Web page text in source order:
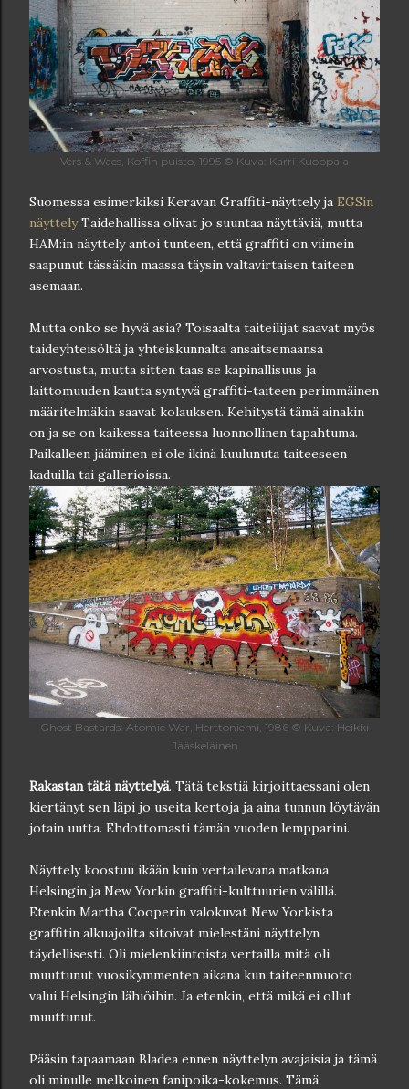
Vers & Wacs, Koffin puisto, 1995 © Kuva: Karri Kuoppala
Suomessa esimerkiksi Keravan Graffiti-näyttely ja EGSin
näyttelyTaidehallissa olivat jo suuntaa näyttäviä, mutta
HAM:in näyttely antoi tunteen, että graffiti on viimein
saapunut tässäkin maassa täysin valtavirtaisen taiteen
asemaan.
Mutta onko se hyvä asia? Toisaalta taiteilijat saavat myös
taideyhteisöltä ja yhteiskunnalta ansaitsemaansa
arvostusta, mutta sitten taas se kapinallisuus ja
laittomuuden kautta syntyvä graffiti-taiteen perimmäinen
määritelmäkin saavat kolauksen. Kehitystä tämä ainakin
on ja se on kaikessa taiteessa luonnollinen tapahtuma.
Paikalleen jääminen ei ole ikinä kuulunuta taiteeseen
kaduilla tai gallerioissa.
Ghost Bastards: Atomic War, Herttoniemi, 1986 © Kuva: Heikki
Jääskeläinen
Rakastan tätä näyttelyä. Tätä tekstiä kirjoittaessani olen
kiertänyt sen läpi jo useita kertoja ja aina tunnun löytävän
jotain uutta. Ehdottomasti tämän vuoden lempparini.
Näyttely koostuu ikään kuin vertailevana matkana
Helsingin ja New Yorkin graffiti-kulttuurien välillä.
Etenkin Martha Cooperin valokuvat New Yorkista
graffitin alkuajoilta sitoivat mielestäni näyttelyn
täydellisesti. Oli mielenkiintoista vertailla mitä oli
muuttunut vuosikymmenten aikana kun taiteenmuoto
valui Helsingin lähiöihin. Ja etenkin, että mikä ei ollut
muuttunut.
Pääsin tapaamaan Bladea ennen näyttelyn avajaisia ja tämä
oli minulle melkoinen fanipoika-kokemus. Tämä